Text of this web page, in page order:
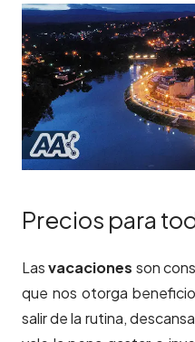
Precios para
Lasvacaciones son
que nos otorga
salir de la rutina,